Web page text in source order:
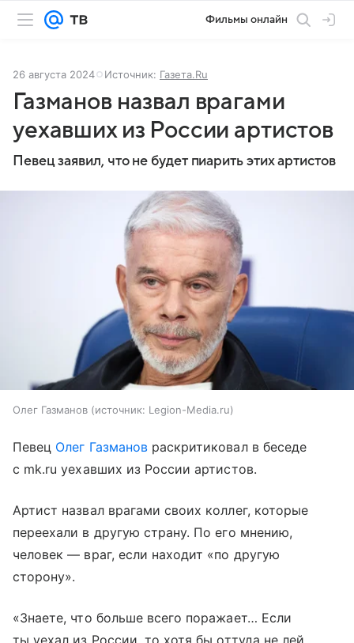
Фильмы онлайн
26 августа 2024 Источник: Газета.Ru
Газманов назвал врагами
уехавших из России артистов
Певец заявил, что не будет пиарить этих артистов
Олег Газманов источник: Legion-Media.ru
Певец Олег Газмановраскритиковал в беседе
с mk.ru уехавших из России артистов.
Артист назвал врагами своих коллег, которые
переехали в другую страну. По его мнению,
человек — враг, если находит «по другую
сторону».
«Знаете, что больше всего поражает… Если